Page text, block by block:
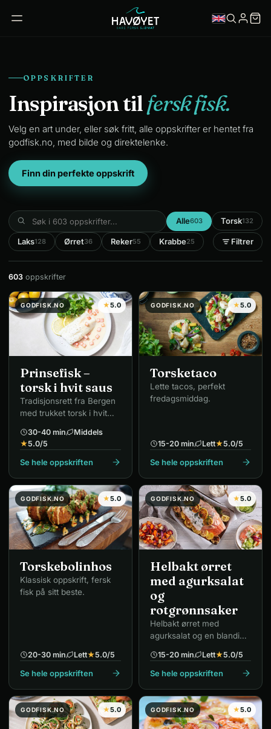
OPPSKRIFTER
Inspirasjon tilfersk fisk.
Velg en art under, eller søk fritt, alle oppskrifter er hentet fra
godfisk.no, med bilde og direktelenke.
Finn din perfekte oppskrift
Alle603 Torsk132
Laks128 Ørret36 Reker55 Krabbe25 Filtrer
603 oppskrifter
GODFISK.NO ★5.0
Prinsefisk –
torsk i hvit saus
Tradisjonsrett fra Bergen
med trukket torsk i hvit
30-40 min
Middels
★5.0/5
Se hele oppskriften
GODFISK.NO ★5.0
Torsketaco
Lette tacos, perfekt
fredagsmiddag.
15-20 min Lett★5.0/5
Se hele oppskriften
GODFISK.NO ★5.0
Torskebolinhos
Klassisk oppskrift, fersk
fisk på sitt beste.
20-30 min Lett★5.0/5
Se hele oppskriften
GODFISK.NO ★5.0
Helbakt ørret
med agurksalat
og
rotgrønnsaker
Helbakt ørret med
agurksalat og en blanding
helgemiddag.
15-20 min Lett★5.0/5
Se hele oppskriften
GODFISK.NO ★5.0 GODFISK.NO ★5.0